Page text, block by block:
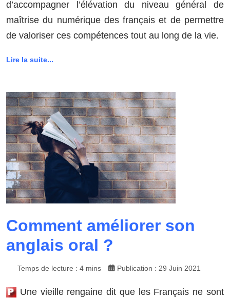
d’accompagner l’élévation du niveau général de
maîtrise du numérique des français et de permettre
de valoriser ces compétences tout au long de la vie.
Lire la suite...
Comment améliorer son
anglais oral ?
Temps de lecture : 4 mins Publication : 29 Juin 2021
Une vieille rengaine dit que les Français ne sont